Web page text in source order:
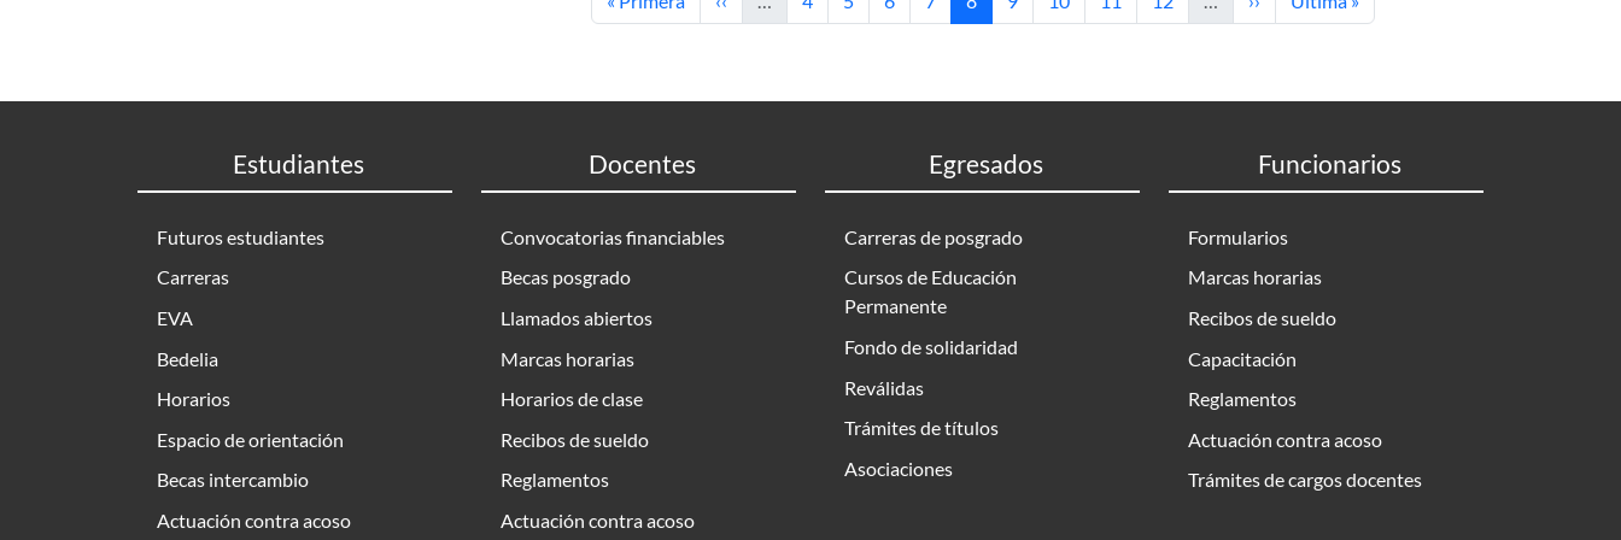
Estudiantes
Futuros estudiantes
Carreras
EVA
Bedelia
Horarios
Espacio de orientación
Becas intercambio
Actuación contra acoso
Docentes
Convocatorias financiables
Becas posgrado
Llamados abiertos
Marcas horarias
Horarios de clase
Recibos de sueldo
Reglamentos
Actuación contra acoso
Egresados
Carreras de posgrado
Cursos de Educación
Permanente
Fondo de solidaridad
Reválidas
Trámites de títulos
Asociaciones
Funcionarios
Formularios
Marcas horarias
Recibos de sueldo
Capacitación
Reglamentos
Actuación contra acoso
Trámites de cargos docentes